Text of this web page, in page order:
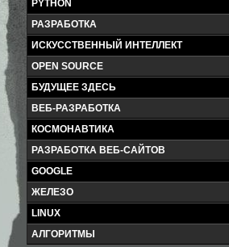
PYTHON
РАЗРАБОТКА
ИСКУССТВЕННЫЙ ИНТЕЛЛЕКТ
OPEN SOURCE
БУДУЩЕЕ ЗДЕСЬ
ВЕБ-РАЗРАБОТКА
КОСМОНАВТИКА
РАЗРАБОТКА ВЕБ-САЙТОВ
GOOGLE
ЖЕЛЕЗО
LINUX
АЛГОРИТМЫ